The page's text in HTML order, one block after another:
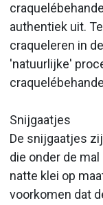
authentiek uit.
craqueleren in
'natuurlijke'
Snijgaatjes
De snijgaatjes
die onder de
natte klei op
voorkomen dat